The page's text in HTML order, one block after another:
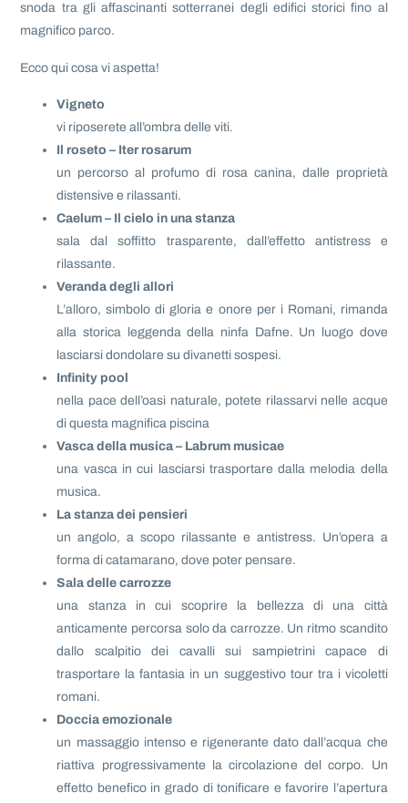
snoda tra gli affascinanti sotterranei degli edifici storici fino al
magnifico parco.
Ecco qui cosa vi aspetta!
Vigneto
vi riposerete all’ombra delle viti.
Il roseto – Iter rosarum
un percorso al profumo di rosa canina, dalle proprietà
distensive e rilassanti.
Caelum – Il cielo in una stanza
sala dal soffitto trasparente, dall’effetto antistress e
rilassante.
Veranda degli allori
L’alloro, simbolo di gloria e onore per i Romani, rimanda
alla storica leggenda della ninfa Dafne. Un luogo dove
lasciarsi dondolare su divanetti sospesi.
Infinity pool
nella pace dell’oasi naturale, potete rilassarvi nelle acque
di questa magnifica piscina
Vasca della musica – Labrum musicae
una vasca in cui lasciarsi trasportare dalla melodia della
musica.
La stanza dei pensieri
un angolo, a scopo rilassante e antistress. Un’opera a
forma di catamarano, dove poter pensare.
Sala delle carrozze
una stanza in cui scoprire la bellezza di una città
anticamente percorsa solo da carrozze. Un ritmo scandito
dallo scalpitio dei cavalli sui sampietrini capace di
trasportare la fantasia in un suggestivo tour tra i vicoletti
romani.
Doccia emozionale
un massaggio intenso e rigenerante dato dall’acqua che
riattiva progressivamente la circolazione del corpo. Un
effetto benefico in grado di tonificare e favorire l’apertura